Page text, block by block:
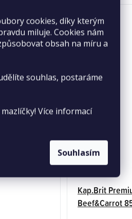
cookies, díky kterým
miluje. Cookies nám
obsah na míru a
souhlas, postaráme
Více informací
Souhlasím
Kap.Brit
Beef&Carrot